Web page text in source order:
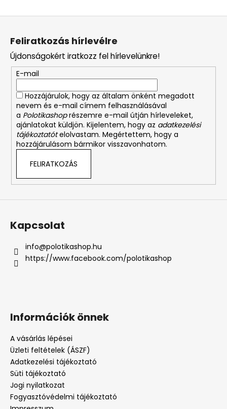
L
Feliratkozás hírlevélre
Újdonságokért iratkozz fel hírlevelünkre!
E-mail
Hozzájárulok, hogy az általam önként megadott
nevem és e-mail címem felhasználásával
a Polotikashoprészemre e-mail útján hírleveleket,
ajánlatokat küldjön. Kijelentem, hogy az adatkezelési
tájékoztatót elolvastam. Megértettem, hogy a
hozzájárulásom bármikor visszavonhatom.
FELIRATKOZÁS
Kapcsolat
info@polotikashop.hu
https://www.facebook.com/polotikashop
Információk önnek
A vásárlás lépései
Üzleti feltételek (ÁSZF)
Adatkezelési tájékoztató
Süti tájékoztató
Jogi nyilatkozat
Fogyasztóvédelmi tájékoztató